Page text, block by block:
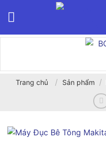
Trang chủ / Sản phẩm /